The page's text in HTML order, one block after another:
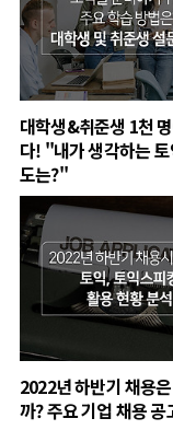
대학생&취준생 1천
다! "내가 생각하는
도는?"
2022년 하반기 채용
까? 주요 기업 채용 공